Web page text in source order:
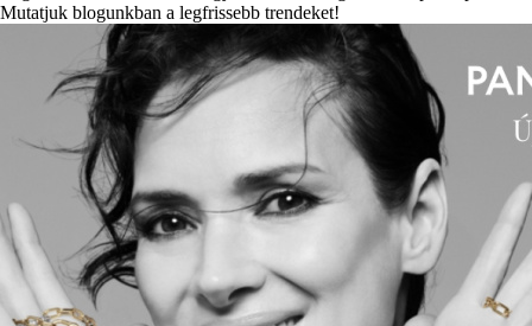
Mutatjuk blogunkban a legfrissebb trendeket!